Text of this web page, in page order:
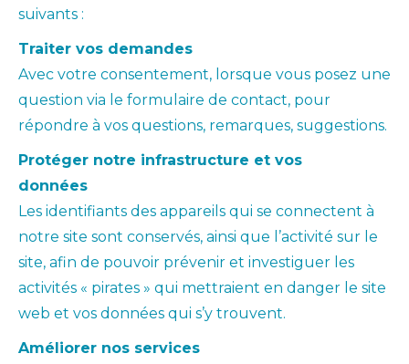
suivants :
Traiter vos demandes
Avec votre consentement, lorsque vous posez une
question via le formulaire de contact, pour
répondre à vos questions, remarques, suggestions.
Protéger notre infrastructure et vos
données
Les identifiants des appareils qui se connectent à
notre site sont conservés, ainsi que l’activité sur le
site, afin de pouvoir prévenir et investiguer les
activités « pirates » qui mettraient en danger le site
web et vos données qui s’y trouvent.
Améliorer nos services